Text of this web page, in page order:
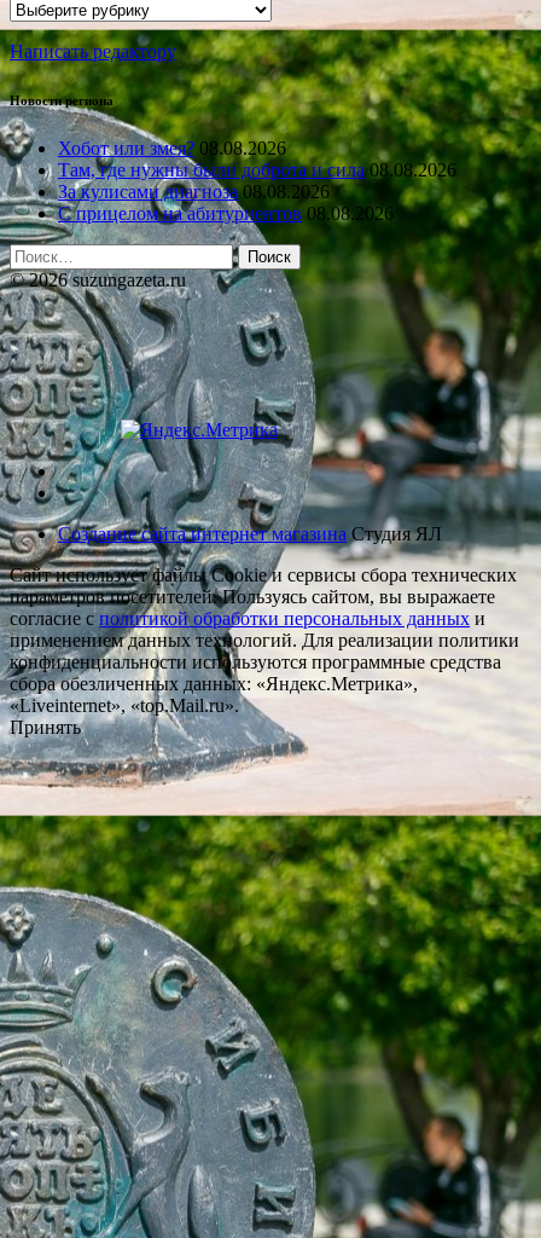
Рубрики
Написать редактору
Новости региона
Хобот или змея? 08.08.2026
Там, где нужны были доброта и сила 08.08.2026
За кулисами диагноза 08.08.2026
С прицелом на абитуриентов 08.08.2026
Найти:
© 2026 suzungazeta.ru
Создание сайта интернет магазина Студия ЯЛ
Сайт использует файлы Cookie и сервисы сбора технических
параметров посетителей. Пользуясь сайтом, вы выражаете
согласие сполитикой обработки персональных данных и
применением данных технологий. Для реализации политики
конфиденциальности используются программные средства
сбора обезличенных данных: «Яндекс.Метрика»,
«Liveinternet», «top.Mail.ru».
Принять